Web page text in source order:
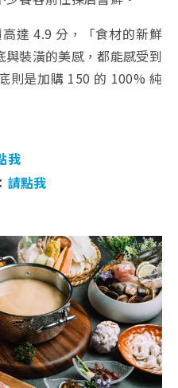
達 4.9 分，「食材的新鮮
裝潢的美感，都能感受到
則是加購 150 的 100% 純
我
請點我